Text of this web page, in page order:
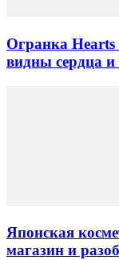
Огранка
видны сердца и
Японская
магазин и